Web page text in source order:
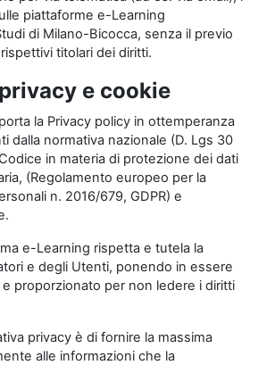
piattaforme e-Learning
di Milano-Bicocca, senza il previo
titolari dei diritti.
e cookie
la Privacy policy in ottemperanza
dalla normativa nazionale (D. Lgs 30
in materia di protezione dei dati
(Regolamento europeo per la
n. 2016/679, GDPR) e
e-Learning rispetta e tutela la
e degli Utenti, ponendo in essere
proporzionato per non ledere i diritti
privacy è di fornire la massima
alle informazioni che la